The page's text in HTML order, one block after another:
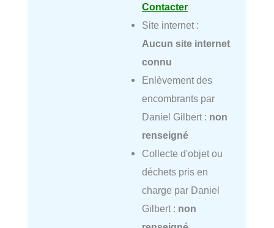
Contacter
Site internet :
Aucun site internet
connu
Enlèvement des
encombrants par
Daniel Gilbert : non
renseigné
Collecte d'objet ou
déchets pris en
charge par Daniel
Gilbert : non